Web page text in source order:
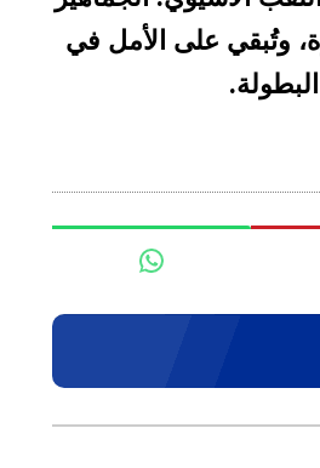
وتُبقي على الأمل في